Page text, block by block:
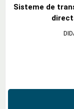
Sisteme de